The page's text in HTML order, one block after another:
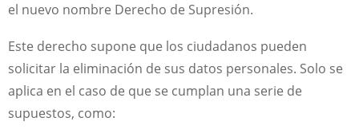
el nuevo nombre Derecho de Supresión.
Este derecho supone que los ciudadanos pueden
solicitar la eliminación de sus datos personales. Solo se
aplica en el caso de que se cumplan una serie de
supuestos, como: